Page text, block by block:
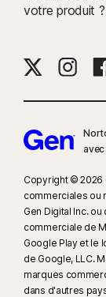
votre produit ?
Copyright © 2026
commerciales ou
Gen Digital Inc.
commerciale de
Google Play et le
de Google, LLC.
marques
dans d'autres